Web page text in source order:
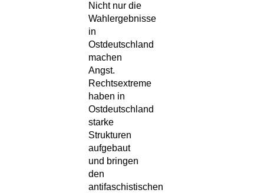
Nicht nur die
Wahlergebnisse
in
Ostdeutschland
machen
Angst.
Rechtsextreme
haben in
Ostdeutschland
starke
Strukturen
aufgebaut
und bringen
den
antifaschistischen